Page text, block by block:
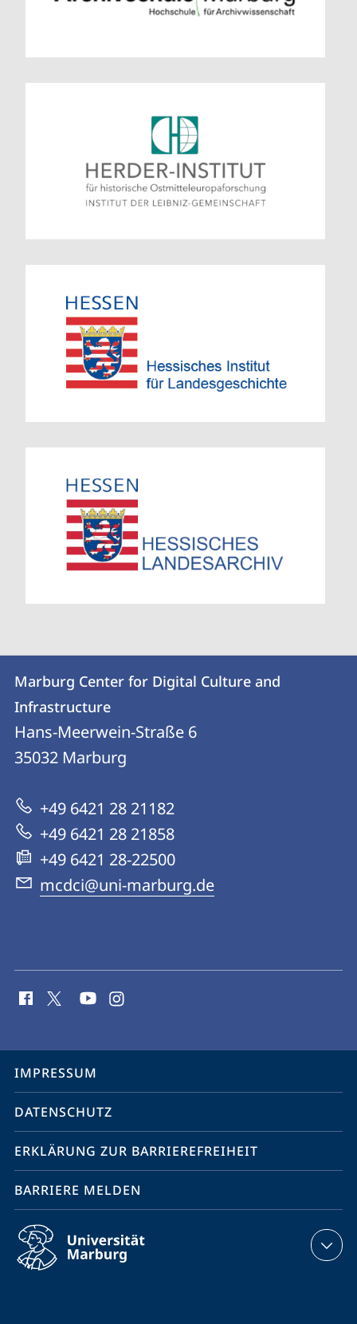
Kontakt
und
Informationen
zur
Website
Kontaktinformationen
Marburg
Center
for
Culture
and
Infrastructure
Marburg Center for Digital Culture and
Infrastructure
Hans-Meerwein-Straße 6
35032 Marburg
+49 6421 28 21182
+49 6421 28 21858
+49 6421 28-22500
mcdci@uni-marburg.de
Media
Service-
Navigation
IMPRESSUM
DATENSCHUTZ
ERKLÄRUNG ZUR BARRIEREFREIHEIT
BARRIERE MELDEN